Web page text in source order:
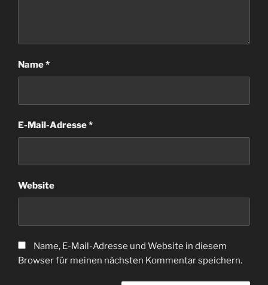
Name*
E-Mail-Adresse*
Website
Name, E-Mail-Adresse und Website in diesem
Browser für meinen nächsten Kommentar speichern.